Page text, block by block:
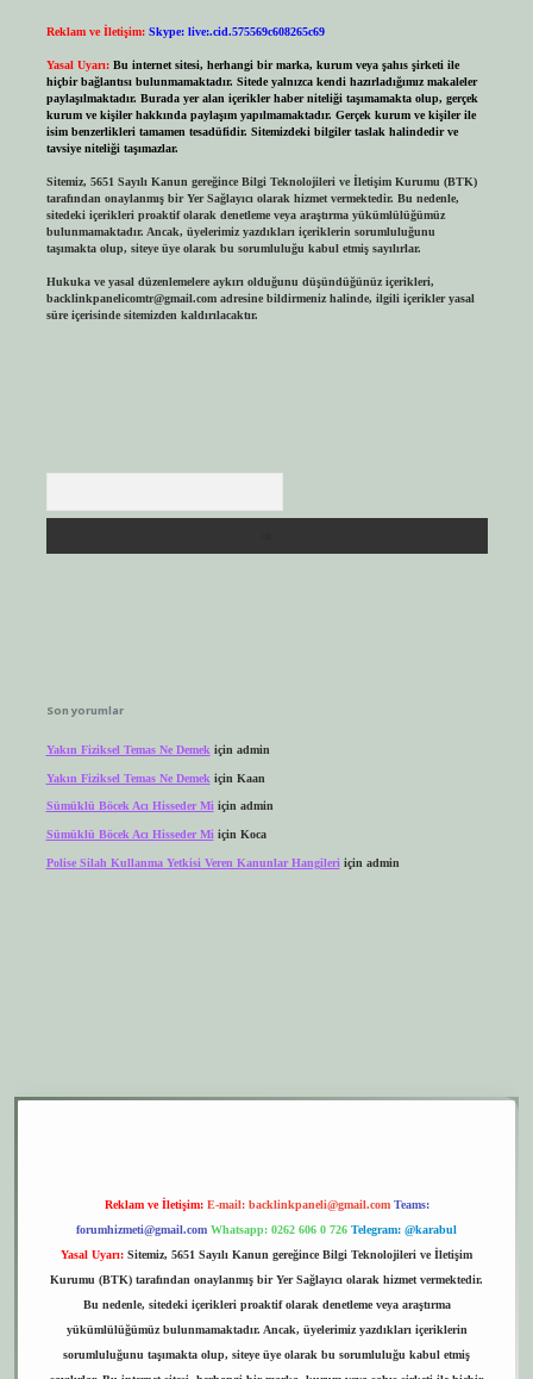
Reklam ve İletişim: Skype: live:.cid.575569c608265c69
Yasal Uyarı: Bu internet sitesi, herhangi bir marka, kurum veya şahıs şirketi ile
hiçbir bağlantısı bulunmamaktadır. Sitede yalnızca kendi hazırladığımız makaleler
paylaşılmaktadır. Burada yer alan içerikler haber niteliği taşımamakta olup, gerçek
kurum ve kişiler hakkında paylaşım yapılmamaktadır. Gerçek kurum ve kişiler ile
isim benzerlikleri tamamen tesadüfidir. Sitemizdeki bilgiler taslak halindedir ve
tavsiye niteliği taşımazlar.
Sitemiz, 5651 Sayılı Kanun gereğince Bilgi Teknolojileri ve İletişim Kurumu (BTK)
tarafından onaylanmış bir Yer Sağlayıcı olarak hizmet vermektedir. Bu nedenle,
sitedeki içerikleri proaktif olarak denetleme veya araştırma yükümlülüğümüz
bulunmamaktadır. Ancak, üyelerimiz yazdıkları içeriklerin sorumluluğunu
taşımakta olup, siteye üye olarak bu sorumluluğu kabul etmiş sayılırlar.
Hukuka ve yasal düzenlemelere aykırı olduğunu düşündüğünüz içerikleri,
backlinkpanelicomtr@gmail.comadresine bildirmeniz halinde, ilgili içerikler yasal
süre içerisinde sitemizden kaldırılacaktır.
Son yorumlar
Yakın Fiziksel Temas Ne Demek için admin
Yakın Fiziksel Temas Ne Demek için Kaan
Sümüklü Böcek Acı Hisseder Miiçin admin
Sümüklü Böcek Acı Hisseder Mi için Koca
Polise Silah Kullanma Yetkisi Veren Kanunlar Hangileri için admin
Reklam ve İletişim: E-mail: backlinkpaneli@gmail.com Teams:
forumhizmeti@gmail.com Whatsapp: 0262 606 0 726 Telegram: @karabul
Yasal Uyarı: Sitemiz, 5651 Sayılı Kanun gereğince Bilgi Teknolojileri ve İletişim
Kurumu (BTK) tarafından onaylanmış bir Yer Sağlayıcı olarak hizmet vermektedir.
Bu nedenle, sitedeki içerikleri proaktif olarak denetleme veya araştırma
yükümlülüğümüz bulunmamaktadır. Ancak, üyelerimiz yazdıkları içeriklerin
sorumluluğunu taşımakta olup, siteye üye olarak bu sorumluluğu kabul etmiş